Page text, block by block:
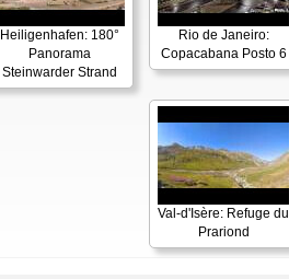
Heiligenhafen: 180°
Panorama
Steinwarder Strand
Rio de Janeiro:
Copacabana Posto 6
Val-d'Isère: Refuge du
Prariond